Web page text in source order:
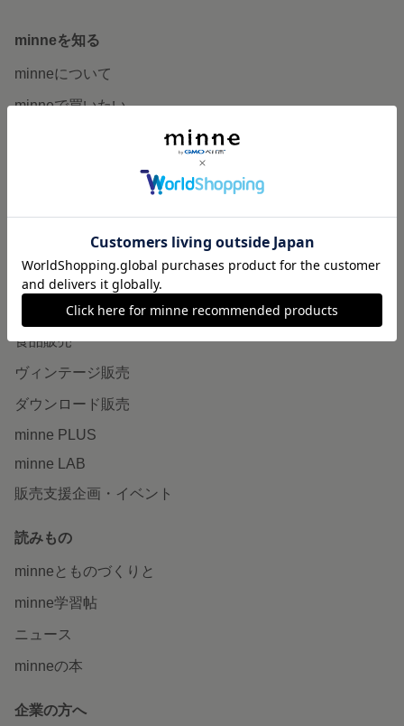
minneを知る
minneについて
minneで買いたい
作品販売について
minneで売りたい
食品販売
ヴィンテージ販売
ダウンロード販売
minne PLUS
minne LAB
販売支援企画・イベント
読みもの
minneとものづくりと
minne学習帖
ニュース
minneの本
企業の方へ